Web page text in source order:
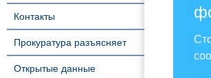
Контакты
Прокуратура разъясняет
Открытые данные